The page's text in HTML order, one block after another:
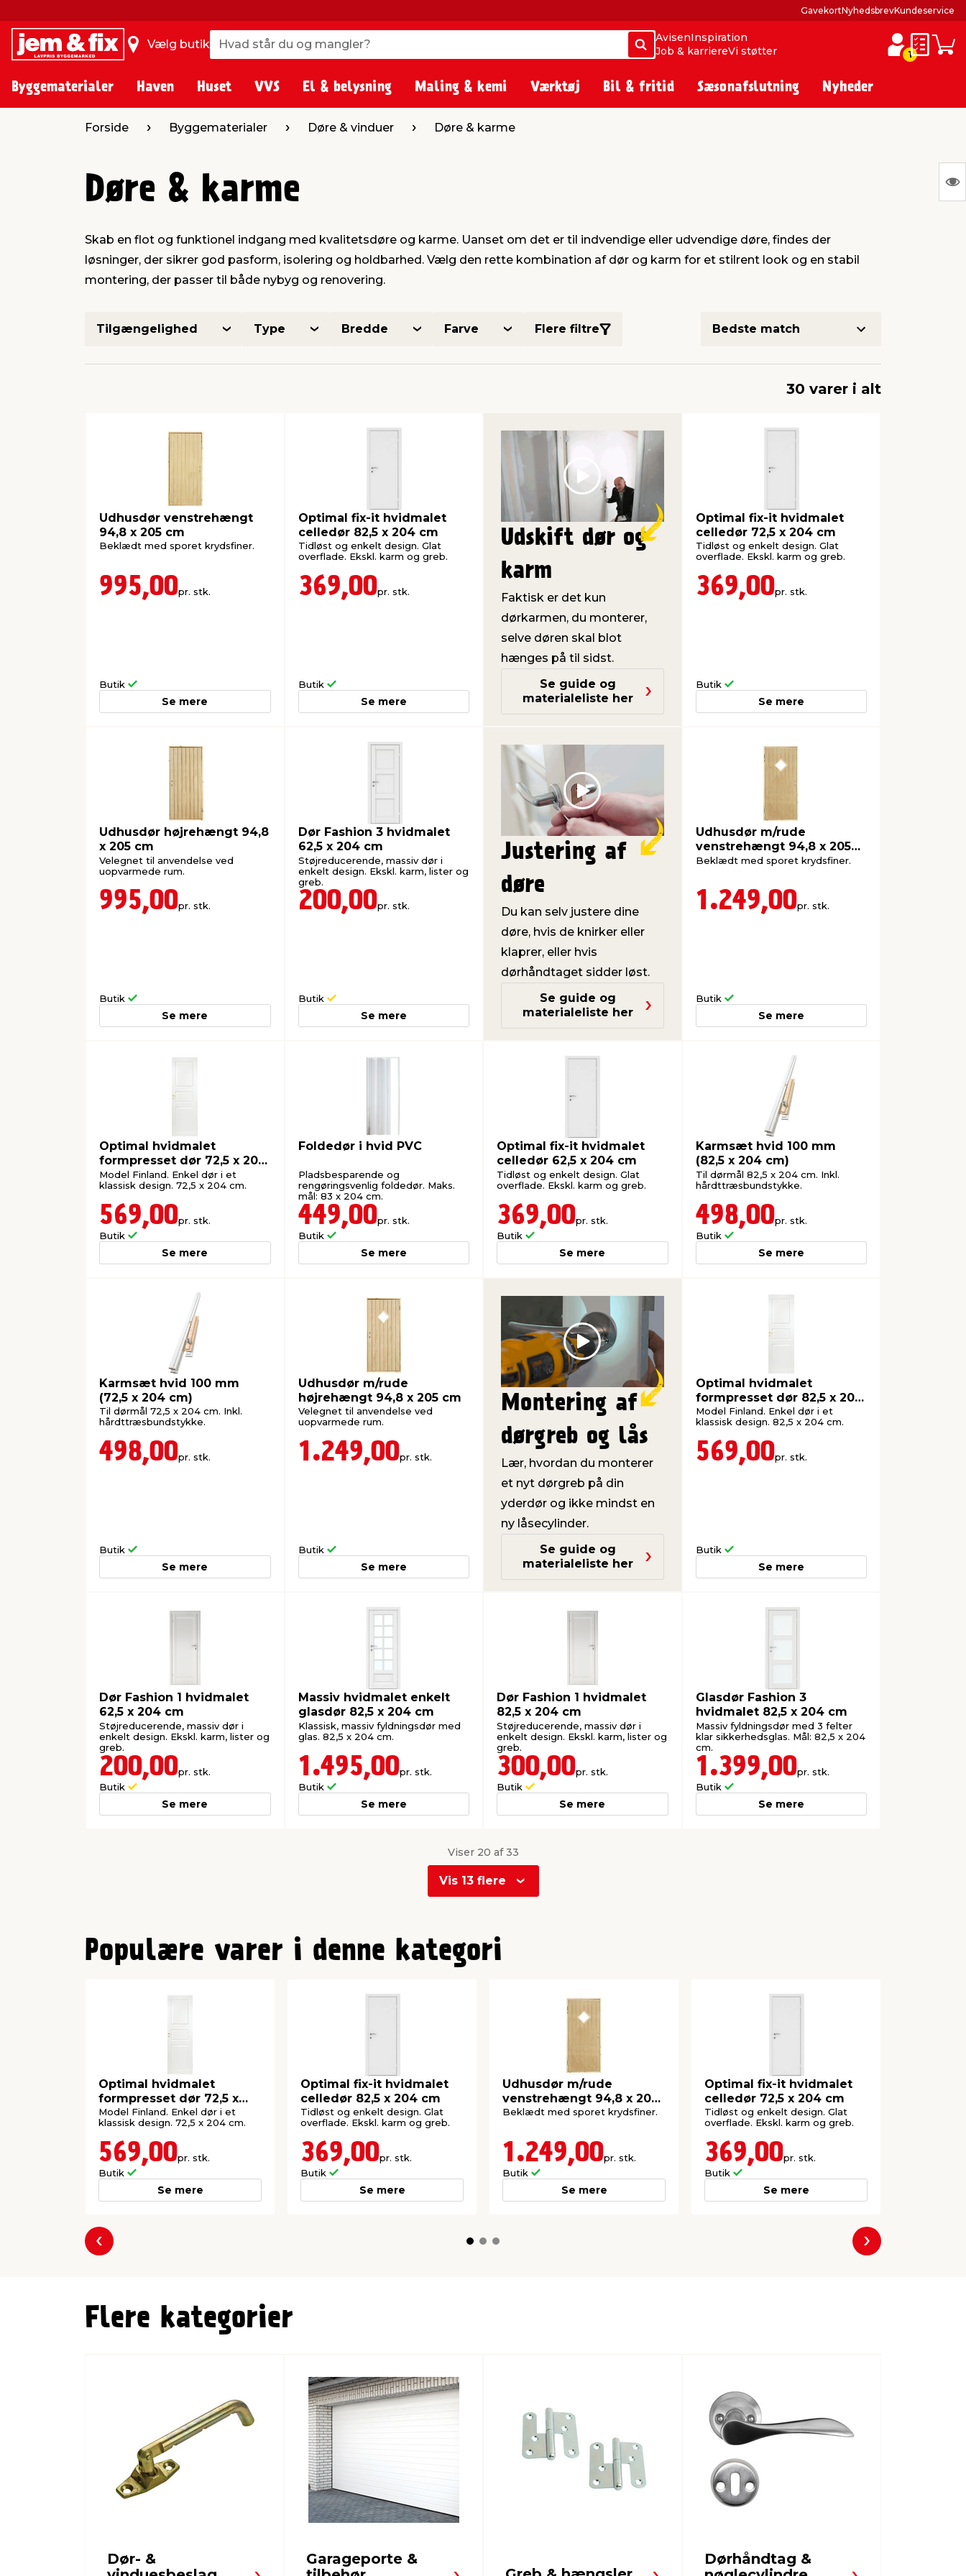
Vælg butik Hvad står du og mangler?
Søg
Hvad står du og mangler?
Søg
AvisenInspiration
Job & karriereVi støtter 1
GavekortNyhedsbrevKundeservice
Byggematerialer Haven Huset VVS El & belysning Maling & kemi Værktøj Bil & fritid Sæsonafslutning Nyheder
Forside Byggematerialer Døre & vinduer Døre & karme
Døre & karme
Skab en flot og funktionel indgang med kvalitetsdøre og karme. Uanset om det er til indvendige eller udvendige døre, findes der
løsninger, der sikrer god pasform, isolering og holdbarhed. Vælg den rette kombination af dør og karm for et stilrent look og en stabil
montering, der passer til både nybyg og renovering.
Tilgængelighed Type Bredde Farve Flere filtre
30 varer i alt
Udhusdør venstrehængt
94,8 x 205 cm
Beklædt med sporet krydsfiner.
995,00pr. stk.
Butik
Se mere
Optimal fix-it hvidmalet
celledør 82,5 x 204 cm
Tidløst og enkelt design. Glat
overflade. Ekskl. karm og greb.
369,00pr. stk.
Butik
Se mere
Play
Udskift dør og
karm
Faktisk er det kun
dørkarmen, du monterer,
selve døren skal blot
hænges på til sidst.
Se guide og
materialeliste her
Optimal fix-it hvidmalet
celledør 72,5 x 204 cm
Tidløst og enkelt design. Glat
overflade. Ekskl. karm og greb.
369,00pr. stk.
Butik
Se mere
Udhusdør højrehængt 94,8
x 205 cm
Velegnet til anvendelse ved
uopvarmede rum.
995,00pr. stk.
Butik
Se mere
Dør Fashion 3 hvidmalet
62,5 x 204 cm
Støjreducerende, massiv dør i
enkelt design. Ekskl. karm, lister og
greb.
200,00pr. stk.
Butik
Se mere
Play
Justering af
døre
Du kan selv justere dine
døre, hvis de knirker eller
klaprer, eller hvis
dørhåndtaget sidder løst.
Se guide og
materialeliste her
Udhusdør m/rude
venstrehængt 94,8 x 205
cm
Beklædt med sporet krydsfiner.
1.249,00pr. stk.
Butik
Se mere
Optimal hvidmalet
formpresset dør 72,5 x 204
cm
Model Finland. Enkel dør i et
klassisk design. 72,5 x 204 cm.
569,00pr. stk.
Butik
Se mere
Foldedør i hvid PVC
Pladsbesparende og
rengøringsvenlig foldedør. Maks.
mål: 83 x 204 cm.
449,00pr. stk.
Butik
Se mere
Optimal fix-it hvidmalet
celledør 62,5 x 204 cm
Tidløst og enkelt design. Glat
overflade. Ekskl. karm og greb.
369,00pr. stk.
Butik
Se mere
Karmsæt hvid 100 mm
(82,5 x 204 cm)
Til dørmål 82,5 x 204 cm. Inkl.
hårdttræsbundstykke.
498,00pr. stk.
Butik
Se mere
Karmsæt hvid 100 mm
(72,5 x 204 cm)
Til dørmål 72,5 x 204 cm. Inkl.
hårdttræsbundstykke.
498,00pr. stk.
Butik
Se mere
Udhusdør m/rude
højrehængt 94,8 x 205 cm
Velegnet til anvendelse ved
uopvarmede rum.
1.249,00pr. stk.
Butik
Se mere
Play
Montering af
dørgreb og lås
Lær, hvordan du monterer
et nyt dørgreb på din
yderdør og ikke mindst en
ny låsecylinder.
Se guide og
materialeliste her
Optimal hvidmalet
formpresset dør 82,5 x 204
cm
Model Finland. Enkel dør i et
klassisk design. 82,5 x 204 cm.
569,00pr. stk.
Butik
Se mere
Dør Fashion 1 hvidmalet
62,5 x 204 cm
Støjreducerende, massiv dør i
enkelt design. Ekskl. karm, lister og
greb.
200,00pr. stk.
Butik
Se mere
Massiv hvidmalet enkelt
glasdør 82,5 x 204 cm
Klassisk, massiv fyldningsdør med
glas. 82,5 x 204 cm.
1.495,00pr. stk.
Butik
Se mere
Dør Fashion 1 hvidmalet
82,5 x 204 cm
Støjreducerende, massiv dør i
enkelt design. Ekskl. karm, lister og
greb.
300,00pr. stk.
Butik
Se mere
Glasdør Fashion 3
hvidmalet 82,5 x 204 cm
Massiv fyldningsdør med 3 felter
klar sikkerhedsglas. Mål: 82,5 x 204
cm.
1.399,00pr. stk.
Butik
Se mere
Viser 20 af 33
Vis 13 flere
Populære varer i denne kategori
Optimal hvidmalet
formpresset dør 72,5 x
204 cm
Model Finland. Enkel dør i et
klassisk design. 72,5 x 204 cm.
569,00pr. stk.
Butik
Se mere
Optimal fix-it hvidmalet
celledør 82,5 x 204 cm
Tidløst og enkelt design. Glat
overflade. Ekskl. karm og greb.
369,00pr. stk.
Butik
Se mere
Udhusdør m/rude
venstrehængt 94,8 x 205
cm
Beklædt med sporet krydsfiner.
1.249,00pr. stk.
Butik
Se mere
Optimal fix-it hvidmalet
celledør 72,5 x 204 cm
Tidløst og enkelt design. Glat
overflade. Ekskl. karm og greb.
369,00pr. stk.
Butik
Se mere
Forrige Næste
Flere kategorier
Dør- &
Garageporte &
Dørhåndtag &